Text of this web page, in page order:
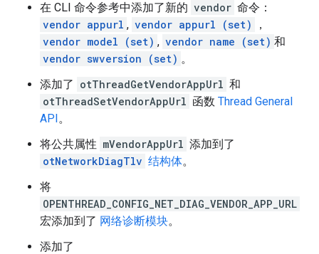
在 CLI 命令参考中添加了新的 vendor 命令：
vendor appurl , vendor appurl (set)
，
vendor model (set) , vendor name (set) 和
vendor swversion (set) 。
添加了 otThreadGetVendorAppUrl 和
otThreadSetVendorAppUrl 函数 Thread General
API。
将公共属性 mVendorAppUrl 添加到了
otNetworkDiagTlv 结构体。
将
OPENTHREAD_CONFIG_NET_DIAG_VENDOR_APP_URL
宏添加到了 网络诊断模块。
添加了